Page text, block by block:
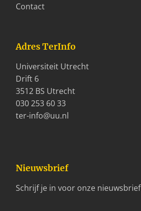
Contact
Adres TerInfo
Universiteit Utrecht
Drift 6
3512 BS Utrecht
030 253 60 33
ter-info@uu.nl
Nieuwsbrief
Schrijf je in voor onze nieuwsbrief